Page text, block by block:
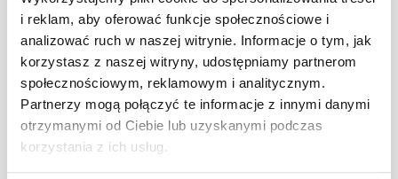
i reklam, aby oferować funkcje społecznościowe i
analizować ruch w naszej witrynie. Informacje o tym, jak
korzystasz z naszej witryny, udostępniamy partnerom
społecznościowym, reklamowym i analitycznym.
Partnerzy mogą połączyć te informacje z innymi danymi
otrzymanymi od Ciebie lub uzyskanymi podczas
korzystania z ich usług.
praktyki lekarskiej.
Kluczowe zagadnienia
Właściwa kwalifikacja i selekcja pacjentów mało
obciążonych do procedur jednodniowych.
Przedoperacyjna ocena natężenia bólu
z użyciem ujednoliconych skal NRS i VAS.